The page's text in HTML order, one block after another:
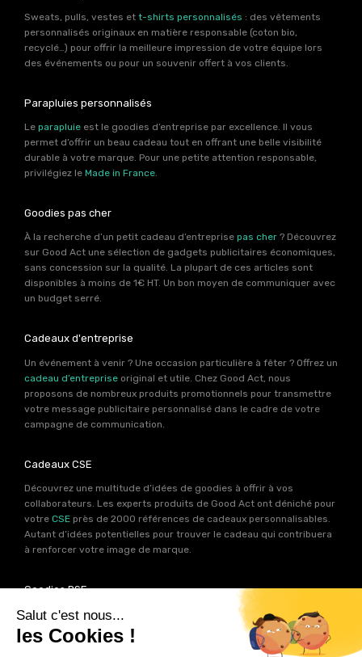
Sweats, pulls, vestes et t-shirts personnalisés : des vêtements
personnalisés originaux en matière responsable (coton bio,
recyclé…) pour offrir la meilleure impression de votre équipe lors
des événements ou pour un souvenir offert à vos clients.
Parapluies personnalisés
Le parapluie est le goodies d’entreprise par excellence. Il vous
permet d’offrir un beau cadeau tout en offrant une belle visibilité
durable à votre marque. Pour une petite attention responsable,
privilégiez le Made in France.
Goodies pas cher
À la recherche d’un petit cadeau d’entreprise pas cher ? Découvrez
sur Good Act une sélection de gadgets publicitaires économiques,
sans concession sur la qualité. La plupart de ces articles sont
disponibles à moins de 1€ HT. Un bon moyen de communiquer avec
un budget serré.
Cadeaux d'entreprise
Un événement à venir ? Une occasion particulière à fêter ? Offrez un
cadeau d’entreprise original et utile. Chez Good Act, nous
proposons de nombreux produits promotionnels pour transmettre
votre message publicitaire personnalisé dans le cadre de votre
campagne de communication.
Cadeaux CSE
Découvrez une multitude d’idées de goodies à offrir à vos
collaborateurs. Les experts produits de Good Act ont déniché pour
votre CSE près de 2000 références de cadeaux personnalisables.
Autant d’idées potentielles pour trouver le cadeau qui contribuera
à renforcer votre image de marque.
Goodies RSE
Vous souhaitez communiquer en accord avec vos valeurs ? Ca
tombe bien ! Un grand nombre de produits présents sur Good Act
sont fabriqués en France et en Europe.
Notre sélection RSEvous